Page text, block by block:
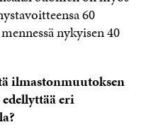
60
nykyisen 40
ilmastonmuutoksen
eri